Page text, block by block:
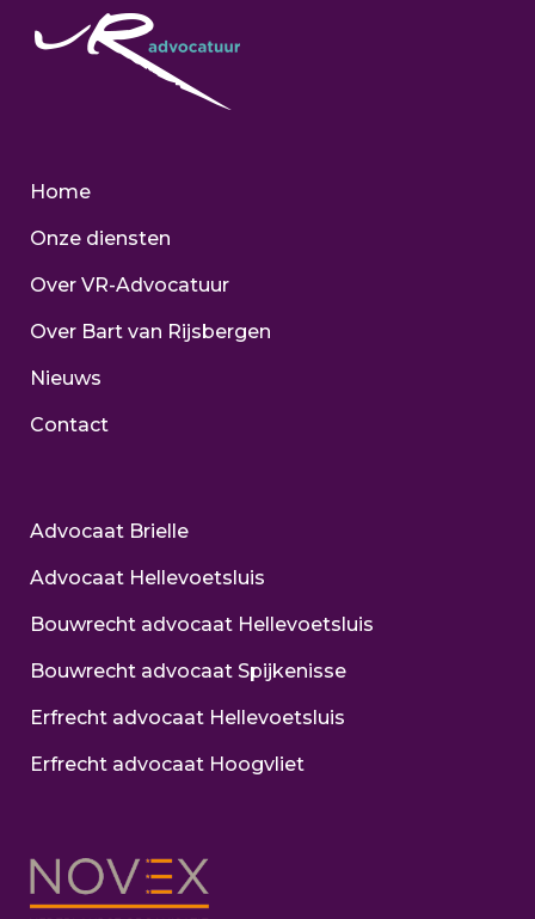
Home
Onze diensten
Over VR-Advocatuur
Over Bart van Rijsbergen
Nieuws
Contact
Advocaat Brielle
Advocaat Hellevoetsluis
Bouwrecht advocaat Hellevoetsluis
Bouwrecht advocaat Spijkenisse
Erfrecht advocaat Hellevoetsluis
Erfrecht advocaat Hoogvliet